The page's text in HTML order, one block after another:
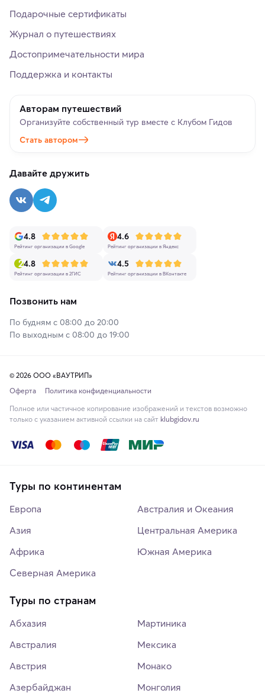
Подарочные сертификаты
Журнал о путешествиях
Достопримечательности мира
Поддержка и контакты
Авторам путешествий
Организуйте собственный тур вместе с Клубом Гидов
Стать автором
Давайте дружить
4.8
Рейтинг организации в Google
4.6
Рейтинг организации в Яндекс
4.8
Рейтинг организации в 2ГИС
4.5
Рейтинг организации в ВКонтакте
Позвонить нам
По будням с 08:00 до 20:00
По выходным с 08:00 до 19:00
© 2026 ООО «ВАУТРИП»
Оферта
Политика конфиденциальности
Полное или частичное копирование изображений и текстов возможно
только с указанием активной ссылки на сайт klubgidov.ru
Туры по континентам
Европа
Азия
Африка
Северная Америка
Австралия и Океания
Центральная Америка
Южная Америка
Туры по странам
Абхазия
Австралия
Австрия
Азербайджан
Мартиника
Мексика
Монако
Монголия